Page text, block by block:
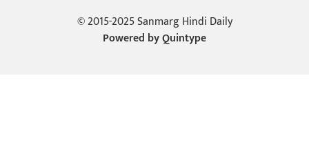
© 2015-2025 Sanmarg Hindi Daily
Powered byQuintype